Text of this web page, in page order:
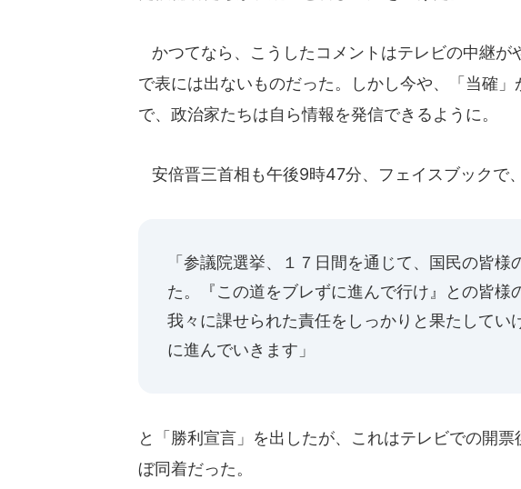
かつてなら、こうしたコメントはテレビの中継が
で表には出ないものだった。しかし今や、「当確
で、政治家たちは自ら情報を発信できるように。
安倍晋三首相も午後9時47分、フェイスブックで、
「参議院選挙、１７日間を通じて、国民の皆様
た。『この道をブレずに進んで行け』との皆様
我々に課せられた責任をしっかりと果たしてい
に進んでいきます」
と「勝利宣言」を出したが、これはテレビでの開
ぼ同着だった。